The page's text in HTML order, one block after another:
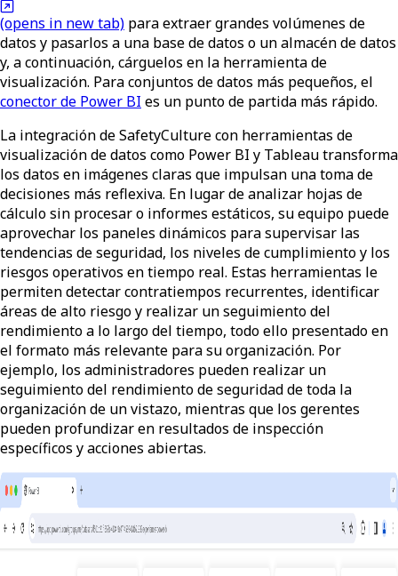
(opens in new tab) para extraer grandes volúmenes de
datos y pasarlos a una base de datos o un almacén de datos
y, a continuación, cárguelos en la herramienta de
visualización. Para conjuntos de datos más pequeños, el
conector de Power BI es un punto de partida más rápido.
La integración de SafetyCulture con herramientas de
visualización de datos como Power BI y Tableau transforma
los datos en imágenes claras que impulsan una toma de
decisiones más reflexiva. En lugar de analizar hojas de
cálculo sin procesar o informes estáticos, su equipo puede
aprovechar los paneles dinámicos para supervisar las
tendencias de seguridad, los niveles de cumplimiento y los
riesgos operativos en tiempo real. Estas herramientas le
permiten detectar contratiempos recurrentes, identificar
áreas de alto riesgo y realizar un seguimiento del
rendimiento a lo largo del tiempo, todo ello presentado en
el formato más relevante para su organización. Por
ejemplo, los administradores pueden realizar un
seguimiento del rendimiento de seguridad de toda la
organización de un vistazo, mientras que los gerentes
pueden profundizar en resultados de inspección
específicos y acciones abiertas.